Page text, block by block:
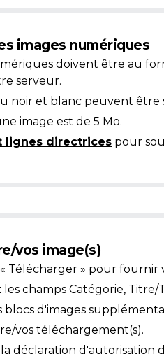
images numériques
doivent être au
serveur.
noir et blanc peuvent être
image est de 5 Mo.
lignes directrices pour
vos image(s)
Télécharger » pour fournir
les champs Catégorie,
d'images
vos téléchargement(s).
déclaration d'autorisation